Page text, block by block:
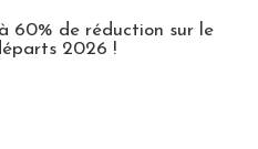
60% de réduction sur le
2026 !